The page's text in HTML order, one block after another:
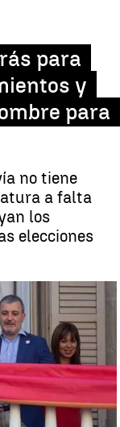
para
y
para
no tiene
a falta
los
elecciones
de Barcelona? |EFE